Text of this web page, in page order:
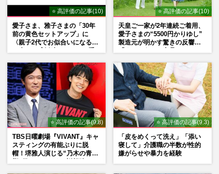
⭐ 高評価の記事(10)
愛子さま、雅子さまの「30年
前の黄色セットアップ」に
〈親子2代でお似合いになる〉
⭐ 高評価の記事(10)
天皇ご一家が2年連続ご着用、
愛子さまの“5500円かりゆし”
製造元が明かす驚きの反響
⭐ 高評価の記事(9.8)
TBS日曜劇場『VIVANT』キャ
スティングの有能ぶりに脱
帽！堺雅人演じる“乃木の青年
⭐ 高評価の記事(9.3)
「皮をめくって洗え」「添い
寝して」介護職の半数が性的
嫌がらせや暴力を経験